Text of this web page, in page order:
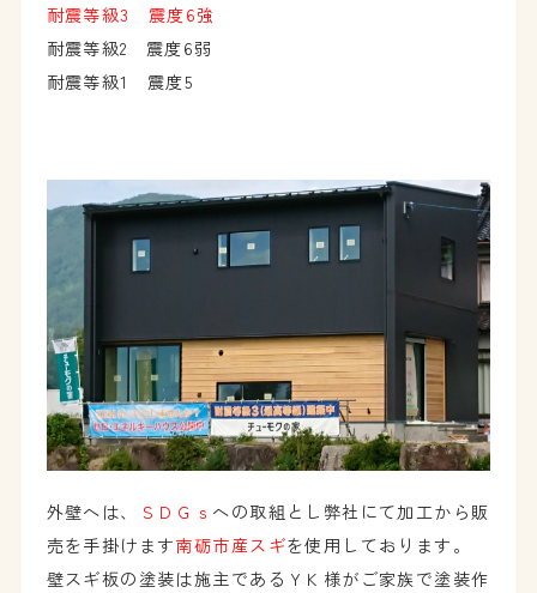
耐震等級3 震度6強
耐震等級2 震度6弱
耐震等級1 震度5
外壁へは、 ＳＤＧｓ への取組とし弊社にて加工から販
売を手掛けます南砺市産スギを使用しております。
壁スギ板の塗装は施主であるＹＫ様がご家族で塗装作